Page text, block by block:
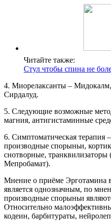
Читайте также:
Стул чтобы спина не
4. Миорелаксанты –
Сирдалуд.
5. Следующие возможные
магния, антигистаминные
6. Симптоматическая терапия
производные спорыньи,
снотворные, транквилизаторы
Мепробамат).
Мнение о приёме Эрготамина
является однозначным, по
производные спорыньи
Относительно
кодеин, барбитураты,